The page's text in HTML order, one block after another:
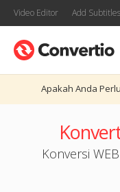
Video Editor Add
Apakah Anda
Konversi